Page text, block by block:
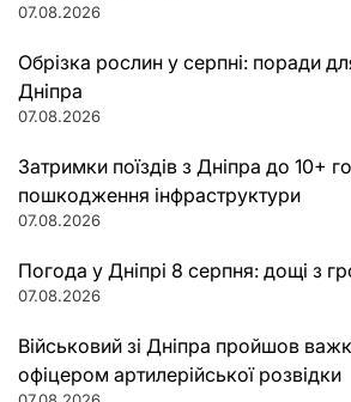
07.08.2026
Обрізка рослин у серпні: поради
Дніпра
07.08.2026
Затримки поїздів з Дніпра до 10+
пошкодження інфраструктури
07.08.2026
Погода у Дніпрі 8 серпня: дощі з
07.08.2026
Військовий зі Дніпра пройшов
офіцером артилерійської розвідки